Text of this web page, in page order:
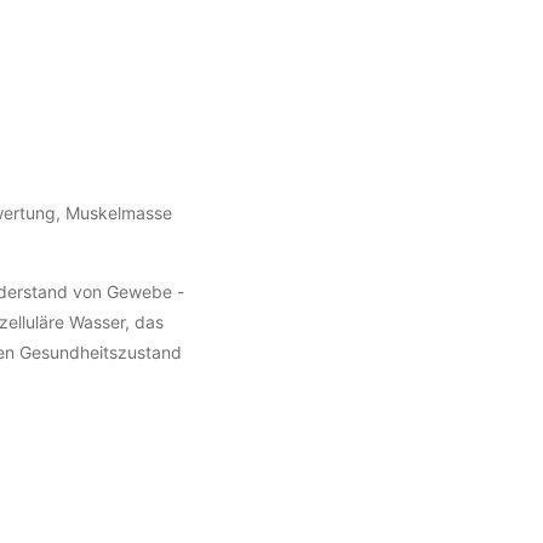
Muskelmasse
von Gewebe -
Wasser, das
Gesundheitszustand